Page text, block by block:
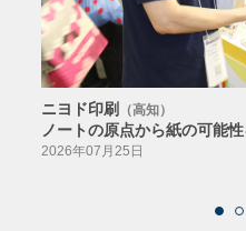
ニヨド印刷 （高知）
ノートの原点から紙の可能
2026年07月25日